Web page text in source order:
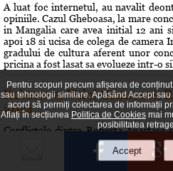
A luat foc internetul, au navalit
opiniile. Cazul Gheboasa, la mare
in Mangalia care avea initial 12 ani
apoi 18 si ucisa de colega de camera
gradului de cultura aferent unor
pricina a fost lasat sa evolueze intr-o
Roberta vs Volo! Game, set:
joacă...
Conflictele dintre Roberta Anastase
sunt vechi. Certurile dintre ei
vreun cunoscut reuşeşte să îi facă
Rezultatul alegerilor interne de la
Pentru scopuri precum afișarea de
sau tehnologii similare. Apăsând Accept
acord să permiți colectarea de informații
Aflați în secțiunea Politica de Cookies mai
posibilitatea